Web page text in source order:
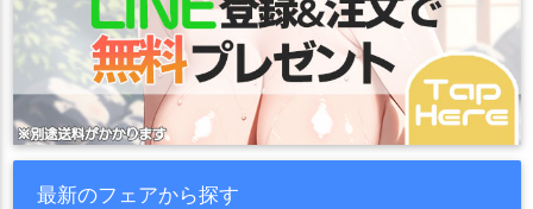
最新のフェアから探す